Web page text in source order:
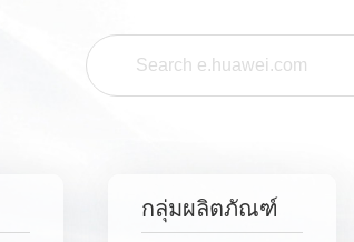
กลุ่มผลิตภัณฑ์